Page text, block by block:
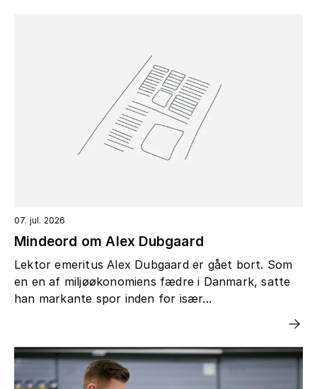
07. jul. 2026
Mindeord om Alex Dubgaard
Lektor emeritus Alex Dubgaard er gået bort. Som
en en af miljøøkonomiens fædre i Danmark, satte
han markante spor inden for især...